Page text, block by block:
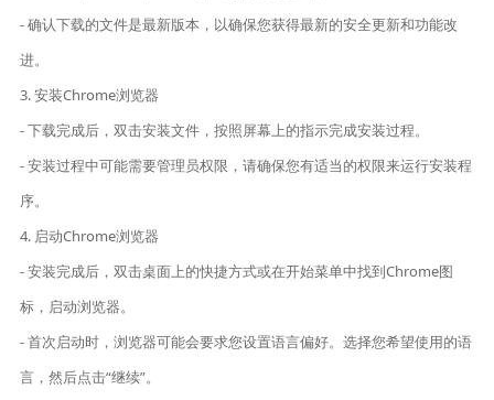
- 确认下载的文件是最新版本，以确保您获得最新的安全更新和功能改
进。
3. 安装Chrome浏览器
- 下载完成后，双击安装文件，按照屏幕上的指示完成安装过程。
- 安装过程中可能需要管理员权限，请确保您有适当的权限来运行安装程
序。
4. 启动Chrome浏览器
- 安装完成后，双击桌面上的快捷方式或在开始菜单中找到Chrome图
标，启动浏览器。
- 首次启动时，浏览器可能会要求您设置语言偏好。选择您希望使用的语
言，然后点击“继续”。